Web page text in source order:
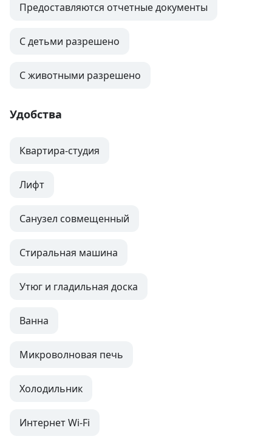
Предоставляются отчетные документы
С детьми разрешено
С животными разрешено
Удобства
Квартира-студия
Лифт
Санузел совмещенный
Стиральная машина
Утюг и гладильная доска
Ванна
Микроволновая печь
Холодильник
Интернет Wi-Fi